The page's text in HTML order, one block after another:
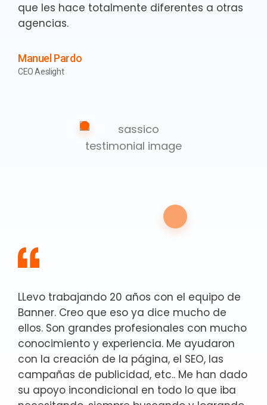
que les hace totalmente diferentes a otras
agencias.
Manuel Pardo
CEO Aeslight
LLevo trabajando 20 años con el equipo de
Banner. Creo que eso ya dice mucho de
ellos. Son grandes profesionales con mucho
conocimiento y experiencia. Me ayudaron
con la creación de la página, el SEO, las
campañas de publicidad, etc.. Me han dado
su apoyo incondicional en todo lo que iba